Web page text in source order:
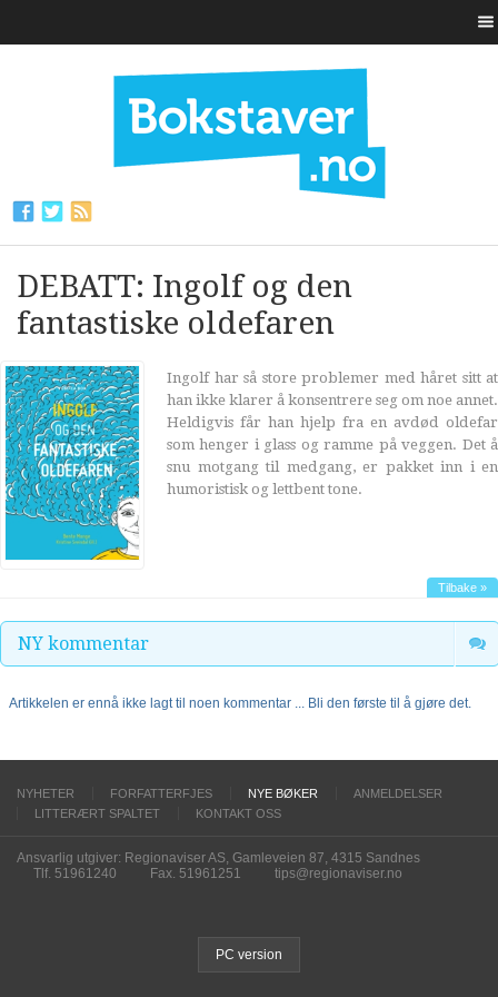
DEBATT: Ingolf og den
fantastiske oldefaren
Ingolf har så store problemer med håret sitt at
han ikke klarer å konsentrere seg om noe annet.
Heldigvis får han hjelp fra en avdød oldefar
som henger i glass og ramme på veggen. Det å
snu motgang til medgang, er pakket inn i en
humoristisk og lettbent tone.
Tilbake »
NY kommentar
Artikkelen er ennå ikke lagt til noen kommentar ... Bli den første til å gjøre det.
NYHETER FORFATTERFJES NYE BØKER
ANMELDELSER
LITTERÆRT SPALTET
KONTAKT OSS
Ansvarlig utgiver: Regionaviser AS, Gamleveien 87, 4315 Sandnes
Tlf. 51961240
Fax. 51961251 tips@regionaviser.no
PC version